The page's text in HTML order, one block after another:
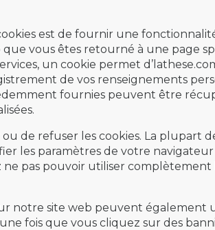
est de fournir une
vous êtes retourné à une page
un cookie permet
de vos renseignements
fournies peuvent être
ou de refuser les cookies. La
les paramètres de votre navigateur
pas pouvoir utiliser complètement
notre site web peuvent également
fois que vous cliquez sur des